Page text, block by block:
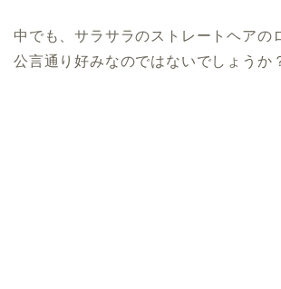
中でも、サラサラのストレートヘアの
公言通り好みなのではないでしょうか